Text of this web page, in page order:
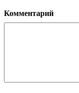
Комментарий